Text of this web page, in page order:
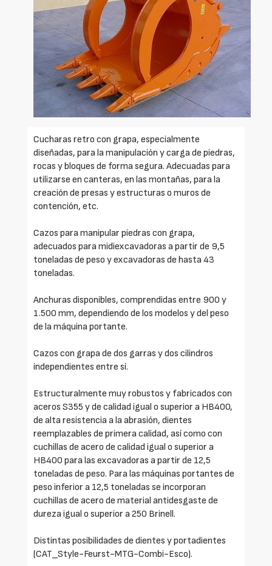
Cucharas retro con grapa, especialmente
diseñadas, para la manipulación y carga de piedras,
rocas y bloques de forma segura. Adecuadas para
utilizarse en canteras, en las montañas, para la
creación de presas y estructuras o muros de
contención, etc.
Cazos para manipular piedras con grapa,
adecuados para midiexcavadoras a partir de 9,5
toneladas de peso y excavadoras de hasta 43
toneladas.
Anchuras disponibles, comprendidas entre 900 y
1.500 mm, dependiendo de los modelos y del peso
de la máquina portante.
Cazos con grapa de dos garras y dos cilindros
independientes entre sí.
Estructuralmente muy robustos y fabricados con
aceros S355 y de calidad igual o superior a HB400,
de alta resistencia a la abrasión, dientes
reemplazables de primera calidad, así como con
cuchillas de acero de calidad igual o superior a
HB400 para las excavadoras a partir de 12,5
toneladas de peso. Para las máquinas portantes de
peso inferior a 12,5 toneladas se incorporan
cuchillas de acero de material antidesgaste de
dureza igual o superior a 250 Brinell.
Distintas posibilidades de dientes y portadientes
(CAT_Style-Feurst-MTG-Combi-Esco).